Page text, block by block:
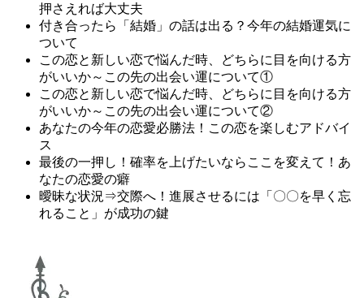
押さえれば大丈夫
付き合ったら「結婚」の話は出る？今年の結婚運気に
ついて
この恋と新しい恋で悩んだ時、どちらに目を向ける方
がいいか～この先の出会い運について①
この恋と新しい恋で悩んだ時、どちらに目を向ける方
がいいか～この先の出会い運について②
あなたの今年の恋愛必勝法！この恋を楽しむアドバイ
ス
最後の一押し！確率を上げたいならここを変えて！あ
なたの恋愛の癖
曖昧な状況⇒交際へ！進展させるには「〇〇を早く忘
れること」が成功の鍵